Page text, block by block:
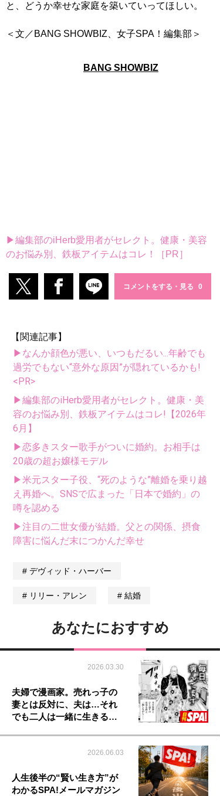
と、どうか幸せな家庭を築いていってほしい。
＜文／BANG SHOWBIZ、女子SPA！編集部＞
BANG SHOWBIZ
▶編集部のiHerb愛用者がセレクト。健康・美容
のお悩み別、鉄板アイテムはコレ！［PR］
コメントをする・見る
【関連記事】
▶なんか顔色が悪い、いつもだるい...年齢でも
過労でもない“意外な原因”が隠れているかも!
<PR>
▶編集部のiHerb愛用者がセレクト。健康・美
容のお悩み別、鉄板アイテムはコレ!【2026年
6月】
▶恋多きスター歌手がついに婚約。お相手は
20歳の超お嬢様モデル
▶米元スター子役、“死のような”離婚を乗り越
え再婚へ。SNSで広まった「日本で婚約」の
噂を認める
▶注目の二世女優が結婚。父との関係、摂食
障害に悩んだ末につかんだ幸せ
デヴィッド・ハーバー
リリー・アレン 結婚
あなたにおすすめ
2026.03.30
夫婦で漫画家。売れっ子の
妻とは反対に、夫は…それ
でも二人は一緒に生きる…
2026.06.03
人生後半の“賢い生き方”が
わかるSPA!メールマガジン